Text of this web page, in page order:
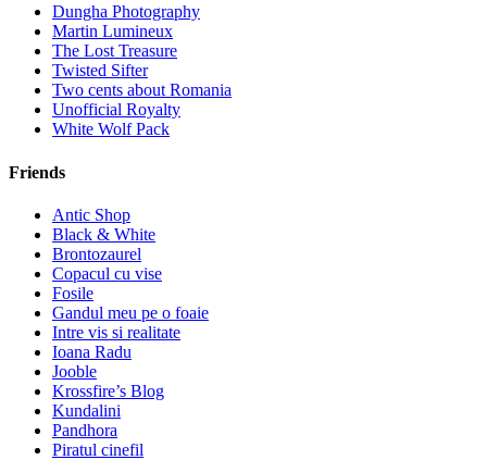
Dungha Photography
Martin Lumineux
The Lost Treasure
Twisted Sifter
Two cents about Romania
Unofficial Royalty
White Wolf Pack
Friends
Antic Shop
Black & White
Brontozaurel
Copacul cu vise
Fosile
Gandul meu pe o foaie
Intre vis si realitate
Ioana Radu
Jooble
Krossfire’s Blog
Kundalini
Pandhora
Piratul cinefil